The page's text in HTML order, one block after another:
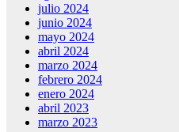
julio 2024
junio 2024
mayo 2024
abril 2024
marzo 2024
febrero 2024
enero 2024
abril 2023
marzo 2023